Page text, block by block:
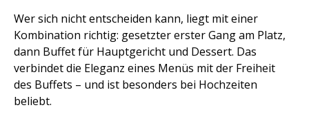
Wer sich nicht entscheiden kann, liegt mit einer
Kombination richtig: gesetzter erster Gang am Platz,
dann Buffet für Hauptgericht und Dessert. Das
verbindet die Eleganz eines Menüs mit der Freiheit
des Buffets – und ist besonders bei Hochzeiten
beliebt.